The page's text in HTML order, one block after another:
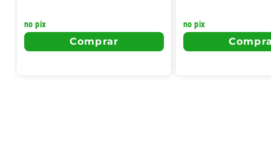
no pix no pix